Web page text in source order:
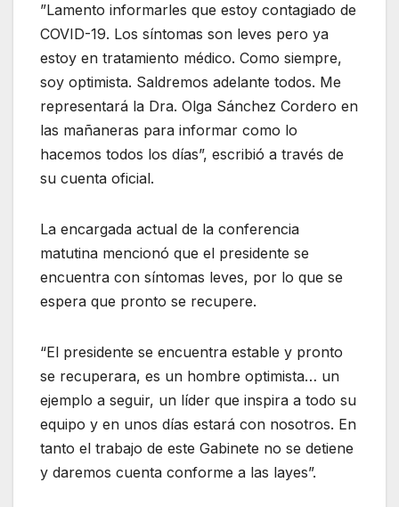
”Lamento informarles que estoy contagiado de
COVID-19. Los síntomas son leves pero ya
estoy en tratamiento médico. Como siempre,
soy optimista. Saldremos adelante todos. Me
representará la Dra. Olga Sánchez Cordero en
las mañaneras para informar como lo
hacemos todos los días”, escribió a través de
su cuenta oficial.
La encargada actual de la conferencia
matutina mencionó que el presidente se
encuentra con síntomas leves, por lo que se
espera que pronto se recupere.
“El presidente se encuentra estable y pronto
se recuperara, es un hombre optimista… un
ejemplo a seguir, un líder que inspira a todo su
equipo y en unos días estará con nosotros. En
tanto el trabajo de este Gabinete no se detiene
y daremos cuenta conforme a las layes”.